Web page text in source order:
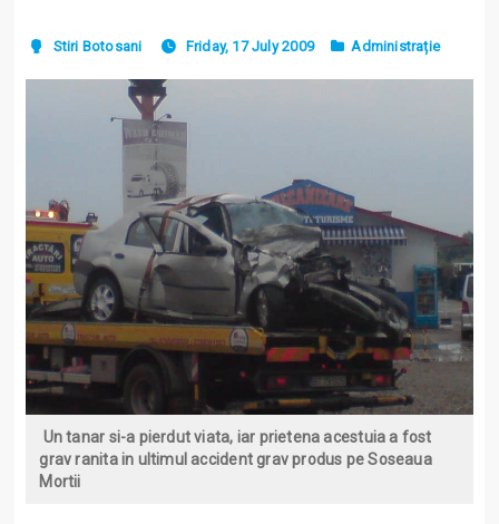
Stiri Botosani Friday, 17 July 2009 Administrație
Un tanar si-a pierdut viata, iar prietena acestuia a fost
grav ranita in ultimul accident grav produs pe Soseaua
Mortii